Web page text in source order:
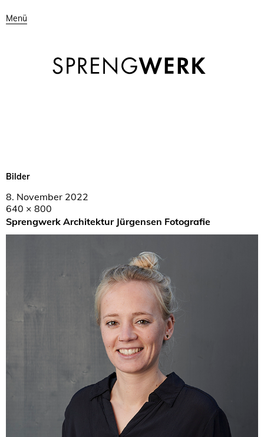
Menü
Bilder
8. November 2022
640 × 800
Sprengwerk Architektur Jürgensen Fotografie